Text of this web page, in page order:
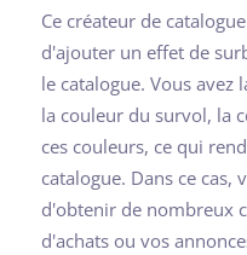
Ce créateur de
d'ajouter un effet de
le catalogue. Vous
la couleur du survol, la
ces couleurs, ce qui
catalogue. Dans ce cas,
d'obtenir de nombreux
d'achats ou vos